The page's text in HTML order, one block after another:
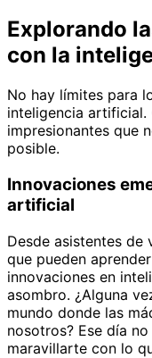
Explorando
con la
No hay límites para
inteligencia artificial.
impresionantes que
posible.
Innovaciones
artificial
Desde asistentes
que pueden
innovaciones en
asombro. ¿Alguna
mundo donde las
nosotros? Ese día
maravillarte con lo